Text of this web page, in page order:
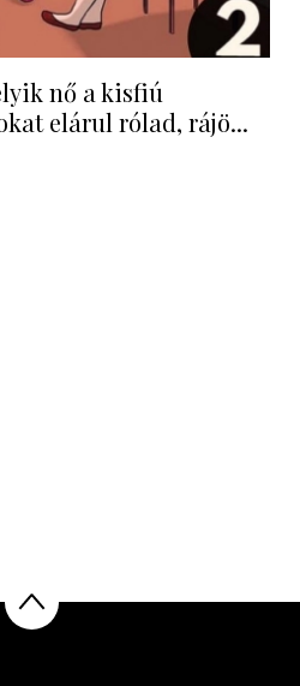
nő a kisfiú
elárul rólad, rájö...